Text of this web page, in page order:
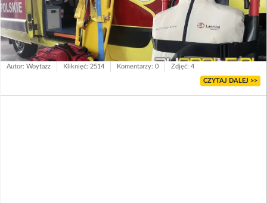
Autor: Woytazz Kliknięć: 2514 Komentarzy: 0 Zdjęć: 4
CZYTAJ DALEJ >>